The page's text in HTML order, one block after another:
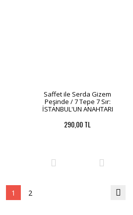
Saffet ile Serda Gizem
Peşinde / 7 Tepe 7 Sır:
İSTANBUL'UN ANAHTARI
290,00 TL
1 2